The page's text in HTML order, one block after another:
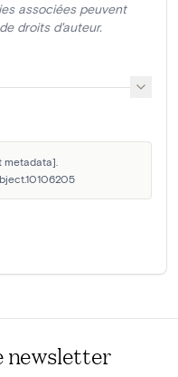
associées peuvent
droits d'auteur.
newsletter